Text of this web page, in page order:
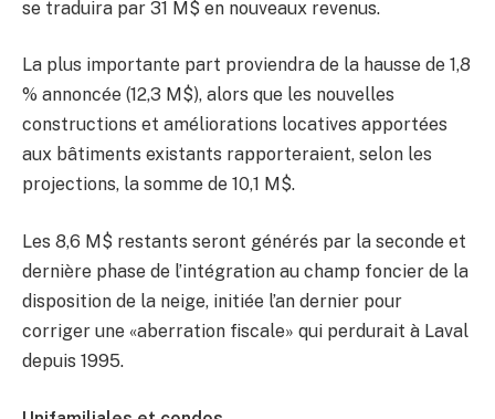
se traduira par 31 M$ en nouveaux revenus.
La plus importante part proviendra de la hausse de 1,8
% annoncée (12,3 M$), alors que les nouvelles
constructions et améliorations locatives apportées
aux bâtiments existants rapporteraient, selon les
projections, la somme de 10,1 M$.
Les 8,6 M$ restants seront générés par la seconde et
dernière phase de l’intégration au champ foncier de la
disposition de la neige, initiée l’an dernier pour
corriger une «aberration fiscale» qui perdurait à Laval
depuis 1995.